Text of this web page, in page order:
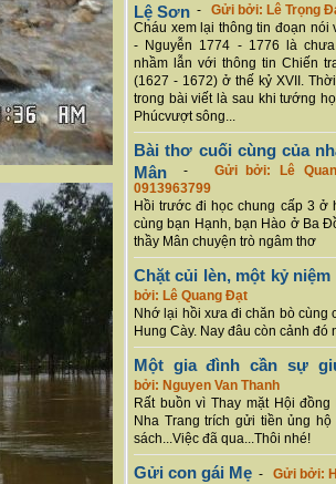
Lệ Sơn - Gửi bởi: Lê Trọng
Cháu xem lại thông tin đoạn nói
- Nguyễn 1774 - 1776 là
nhầm lẫn với thông tin Chiến
(1627 - 1672) ở thế kỷ XVII.
trong bài viết là sau khi tướng
Phúcvượt sông...
Bài thơ cuối cùng của
Mân - Gửi bởi: Lê
0913963799
Hồi trước đi học chung cấp 3 ở
cùng bạn Hạnh, bạn Hào ở Ba
thầy Mân chuyện trò ngâm thơ
Chặt củi lèn, một kỷ niệm
bởi: Lê Quang Đạt
Nhớ lại hồi xưa đi chăn bò cùng
Hung Cày. Nay đâu còn cảnh đó
Một gia đình cần sự
bởi: Nguyen Van Thanh
Rất buồn vì Thay mặt Hội
Nha Trang trích gửi tiền ủng
sách...Việc đã qua...Thôi nhé!
Gửi con gái Mẹ - Gửi bởi: